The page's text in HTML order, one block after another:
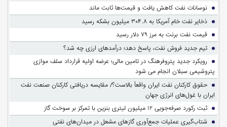
نوسانات نفت کاهش یافت و قیمت‌ها ثابت ماند
ذخایر نفت خام آمریکا به ۳۰۴.۸ میلیون بشکه رسید
قیمت نفت برنت به مرز ۷۹ دلار رسید
تیم جدید فروش نفت، پاسخ دهد؛ درآمدهای ارزی چه شد؟
رویکرد جدید پتروفرهنگ در تامین مالی؛ عرضه اولیه قرارداد سلف موازی
پتروشیمی سبلان انجام می شود
حقوق کارکنان نفت ایران واقعاً بالاست؟/ مقایسه دریافتی کارکنان صنعت نفت
ایران با غول‌های انرژی جهان
ثبت رکورد صرفه‌جویی ۱۲ میلیون لیتری بنزین با تمرکز بر سوخت گاز
شتاب‌گیری عملیات جمع‌آوری گازهای مشعل در میدان‌های نفتی